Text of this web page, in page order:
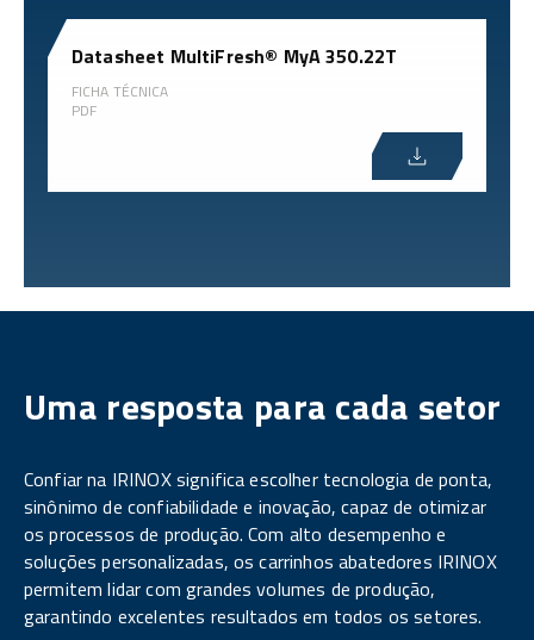
Datasheet MultiFresh® MyA 350.22T
FICHA TÉCNICA
PDF
Uma resposta para cada setor
Confiar na IRINOX significa escolher tecnologia de ponta,
sinônimo de confiabilidade e inovação, capaz de otimizar
os processos de produção. Com alto desempenho e
soluções personalizadas, os carrinhos abatedores IRINOX
permitem lidar com grandes volumes de produção,
garantindo excelentes resultados em todos os setores.